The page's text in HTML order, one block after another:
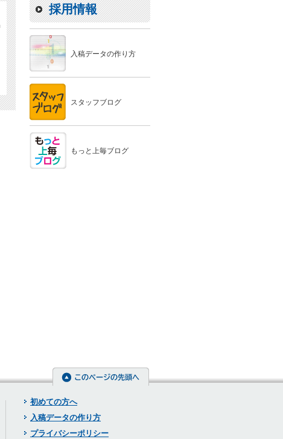
採用情報
入稿データの作り方
スタッフブログ
もっと上毎ブログ
初めての方へ
入稿データの作り方
プライバシーポリシー